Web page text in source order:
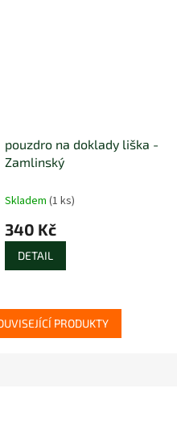
pouzdro na doklady liška -
Zamlinský
Skladem (1 ks)
340 Kč
DETAIL
PRODUKTY